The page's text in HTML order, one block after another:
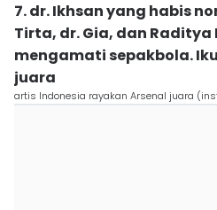
7. dr. Ikhsan yang habis
Tirta, dr. Gia, dan
mengamati sepakbola.
juara
artis Indonesia rayakan Arsenal juara